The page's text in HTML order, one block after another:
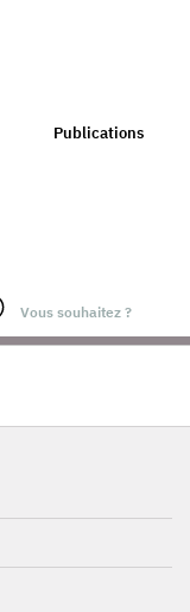
Publications